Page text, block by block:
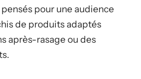
pour une audience
de produits adaptés
après-rasage ou des